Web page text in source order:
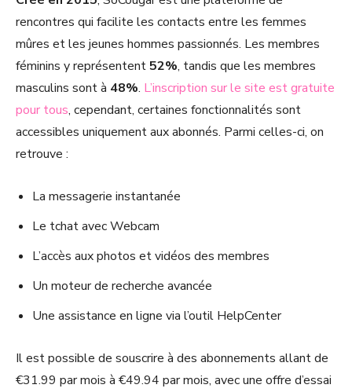
rencontres qui facilite les contacts entre les femmes
mûres et les jeunes hommes passionnés. Les membres
féminins y représentent52%, tandis que les membres
masculins sont à 48%. L’inscription sur le site est gratuite
pour tous, cependant, certaines fonctionnalités sont
accessibles uniquement aux abonnés. Parmi celles-ci, on
retrouve :
La messagerie instantanée
Le tchat avec Webcam
L’accès aux photos et vidéos des membres
Un moteur de recherche avancée
Une assistance en ligne via l’outil HelpCenter
Il est possible de souscrire à des abonnements allant de
€31.99 par mois à €49.94 par mois, avec une offre d’essai